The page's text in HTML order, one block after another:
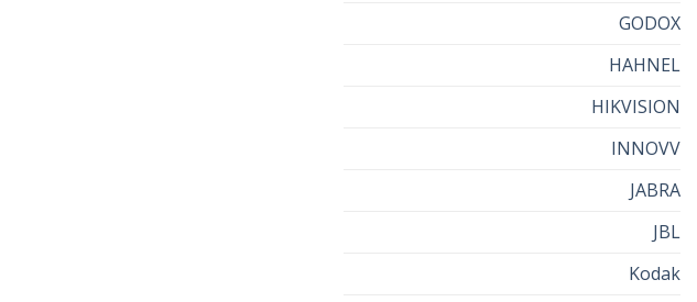
GODOX
HAHNEL
HIKVISION
INNOVV
JABRA
JBL
Kodak